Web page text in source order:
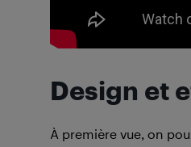
Design et
À première vue, on